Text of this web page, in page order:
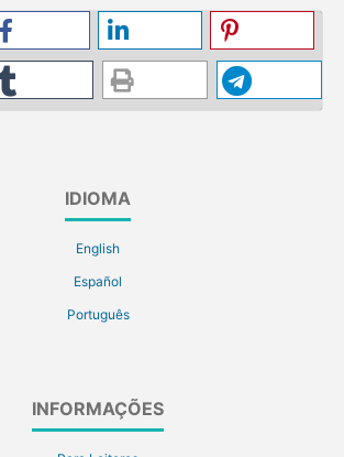
IDIOMA
English
Español
Português
INFORMAÇÕES